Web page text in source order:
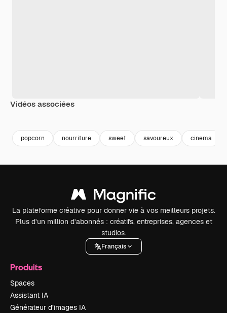
Vidéos associées
popcorn nourriture sweet savoureux cinema
La plateforme créative pour donner vie à vos meilleurs projets.
Plus d’un million d’abonnés : créatifs, entreprises, agences et
studios.
Français
Produits
Spaces
Assistant IA
Générateur d’images IA